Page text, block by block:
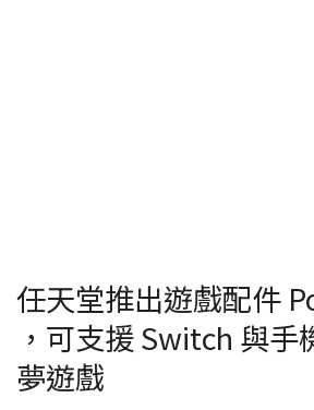
任天堂推出遊戲配件
，可支援 Switch 與手
夢遊戲